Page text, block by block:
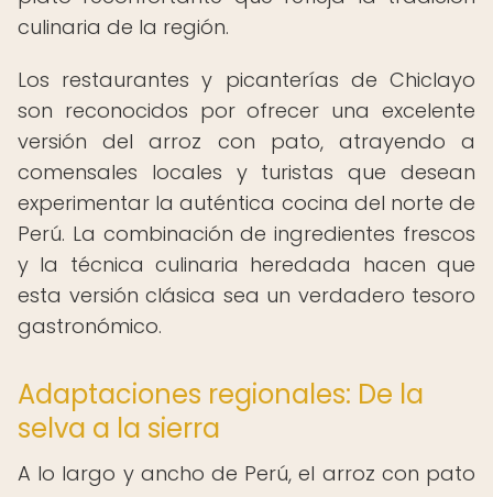
culinaria de la región.
Los restaurantes y picanterías de Chiclayo
son reconocidos por ofrecer una excelente
versión del arroz con pato, atrayendo a
comensales locales y turistas que desean
experimentar la auténtica cocina del norte de
Perú. La combinación de ingredientes frescos
y la técnica culinaria heredada hacen que
esta versión clásica sea un verdadero tesoro
gastronómico.
Adaptaciones regionales: De la
selva a la sierra
A lo largo y ancho de Perú, el arroz con pato